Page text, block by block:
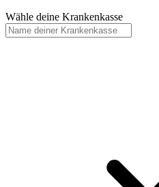
Wähle deine Krankenkasse